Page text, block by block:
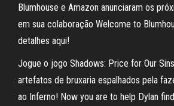
Blumhouse e Amazon anunciaram os
em sua colaboração Welcome to
detalhes aqui!
Jogue o jogo Shadows: Price for Our
artefatos de bruxaria espalhados pela
ao Inferno! Now you are to help Dylan